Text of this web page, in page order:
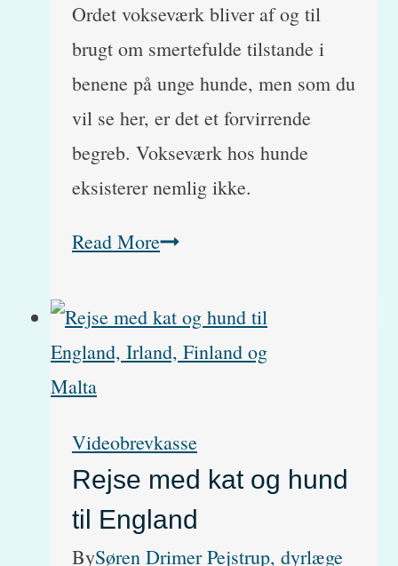
Ordet vokseværk bliver af og til
brugt om smertefulde tilstande i
benene på unge hunde, men som du
vil se her, er det et forvirrende
begreb. Vokseværk hos hunde
eksisterer nemlig ikke.
Read MoreVokseværk
hunde
findes
forklarer
her
hvorfor
Videobrevkasse
Rejse med kat og hund
til England
BySøren Drimer Pejstrup, dyrlæge